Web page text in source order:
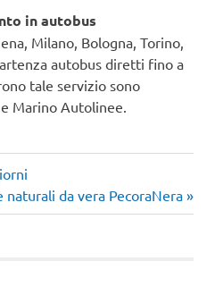
in autobus
Milano, Bologna, Torino,
autobus diretti fino a
tale servizio sono
Marino Autolinee.
naturali da vera PecoraNera